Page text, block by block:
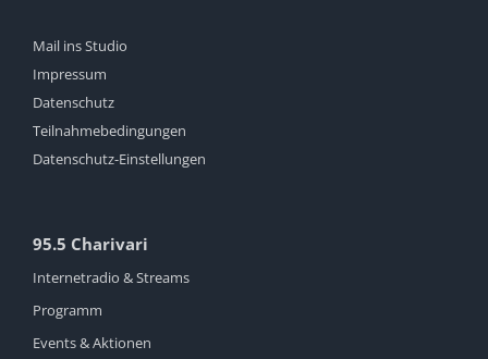
Mail ins Studio
Impressum
Datenschutz
Teilnahmebedingungen
Datenschutz-Einstellungen
95.5 Charivari
Internetradio & Streams
Programm
Events & Aktionen